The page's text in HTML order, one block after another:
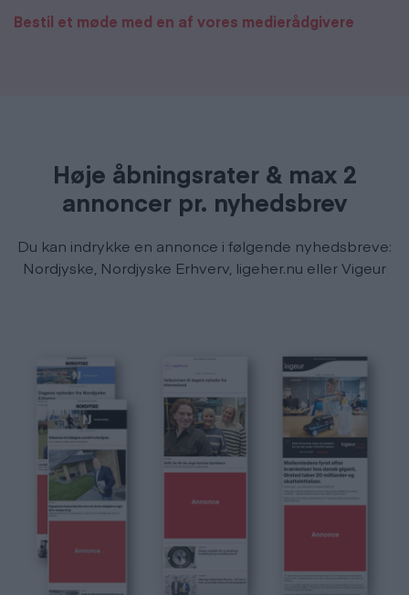
Bestil et møde med en af vores medierådgivere
Høje åbningsrater & max 2
annoncer pr. nyhedsbrev
Du kan indrykke en annonce i følgende nyhedsbreve:
Nordjyske, Nordjyske Erhverv, ligeher.nu eller Vigeur